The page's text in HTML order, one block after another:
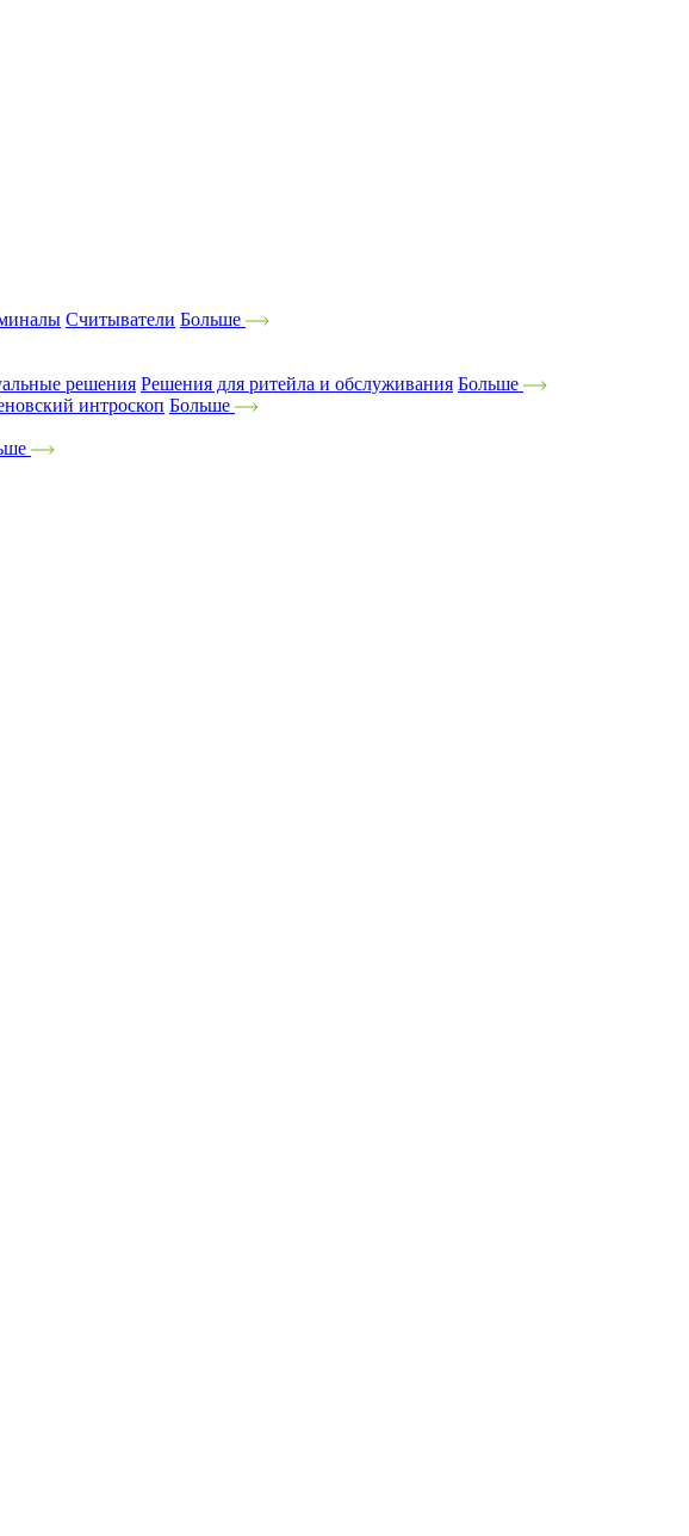
Считыватели Больше
решения Решения для ритейла и обслуживания Больше
интроскоп Больше